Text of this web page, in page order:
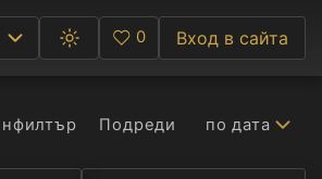
Превключване
между
светла
Любими
0 Вход в сайта
филтър Подреди по дата